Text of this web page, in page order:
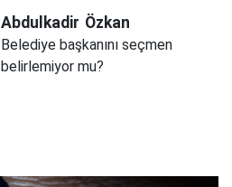
Abdulkadir Özkan
Belediye başkanını seçmen
belirlemiyor mu?